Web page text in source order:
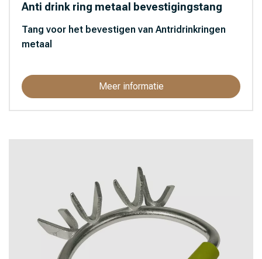
Anti drink ring metaal bevestigingstang
Tang voor het bevestigen van Antridrinkringen
metaal
Meer informatie